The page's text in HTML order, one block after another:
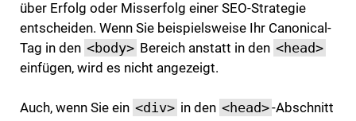
über Erfolg oder Misserfolg einer SEO-Strategie
entscheiden. Wenn Sie beispielsweise Ihr Canonical-
Tag in den <body> Bereich anstatt in den <head>
einfügen, wird es nicht angezeigt.
Auch, wenn Sie ein <div> in den <head>-Abschnitt